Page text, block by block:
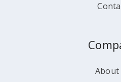
About